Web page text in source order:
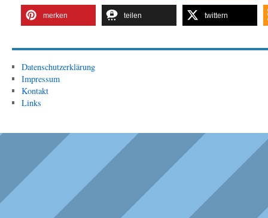
merken teilen twittern
Datenschutzerklärung
Impressum
Kontakt
Links